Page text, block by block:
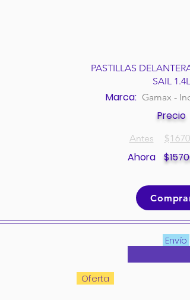
PASTILLAS
SAIL 1.4L
Marca: Gamax -
Precio
Antes $
Ahora $
Comprar
Envío
Oferta